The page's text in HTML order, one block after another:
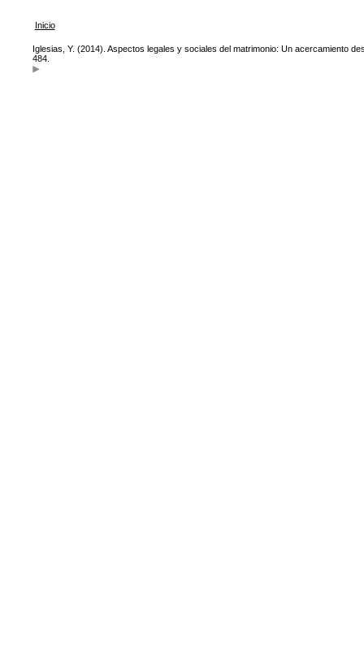
Inicio
Iglesias, Y. (2014). Aspectos legales y sociales del matrimonio: Un acercamiento
484.